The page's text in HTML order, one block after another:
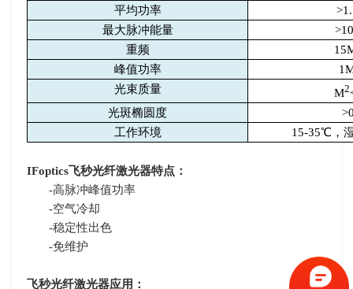
平均功率
最大脉冲能量
重频
峰值功率
光束质量
M2
光斑椭圆度
工作环境
15-35℃，
IFoptics飞秒光纤激光器特点：
-高脉冲峰值功率
-空气冷却
-稳定性出色
-免维护
飞秒光纤激光器应用：